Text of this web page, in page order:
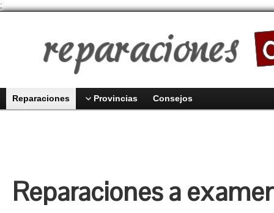
;
Reparaciones Provincias Consejos
Reparaciones a